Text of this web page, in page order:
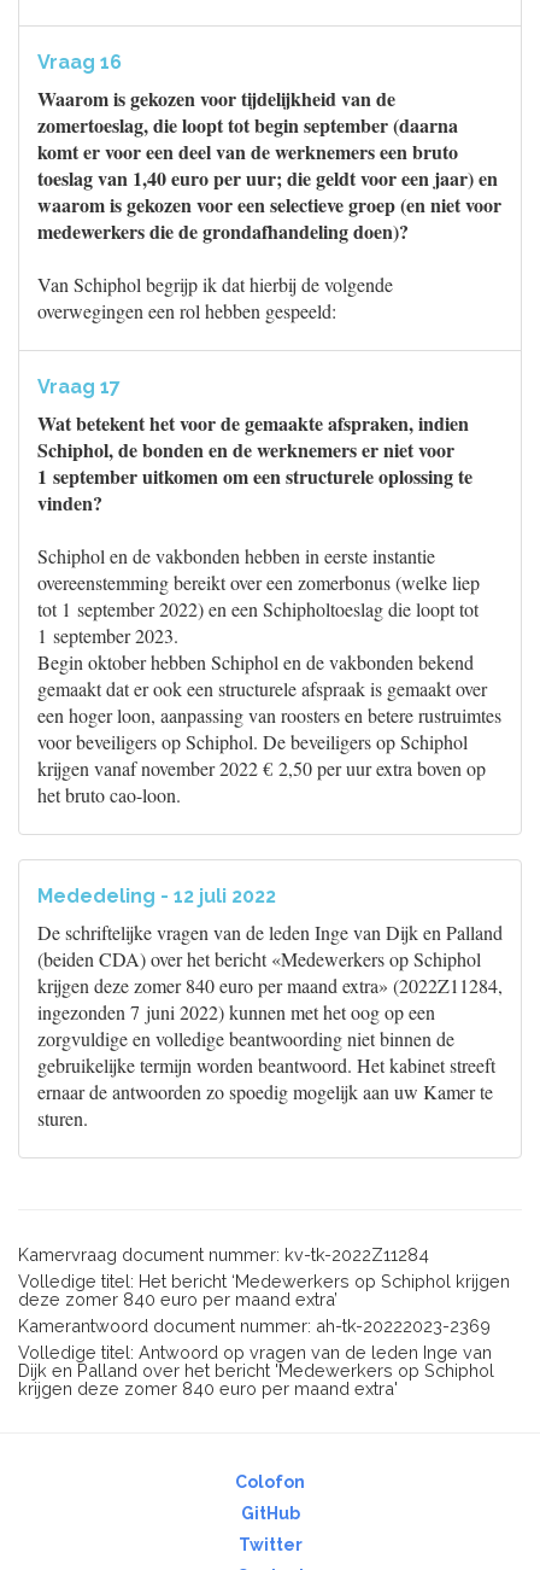
Vraag 16
Waarom is gekozen voor tijdelijkheid van de
zomertoeslag, die loopt tot begin september (daarna
komt er voor een deel van de werknemers een bruto
toeslag van 1,40 euro per uur; die geldt voor een jaar) en
waarom is gekozen voor een selectieve groep (en niet voor
medewerkers die de grondafhandeling doen)?
Van Schiphol begrijp ik dat hierbij de volgende
overwegingen een rol hebben gespeeld:
Vraag 17
Wat betekent het voor de gemaakte afspraken, indien
Schiphol, de bonden en de werknemers er niet voor
1 september uitkomen om een structurele oplossing te
vinden?
Schiphol en de vakbonden hebben in eerste instantie
overeenstemming bereikt over een zomerbonus (welke liep
tot 1 september 2022) en een Schipholtoeslag die loopt tot
1 september 2023.
Begin oktober hebben Schiphol en de vakbonden bekend
gemaakt dat er ook een structurele afspraak is gemaakt over
een hoger loon, aanpassing van roosters en betere rustruimtes
voor beveiligers op Schiphol. De beveiligers op Schiphol
krijgen vanaf november 2022 € 2,50 per uur extra boven op
het bruto cao-loon.
Mededeling - 12 juli 2022
De schriftelijke vragen van de leden Inge van Dijk en Palland
(beiden CDA) over het bericht «Medewerkers op Schiphol
krijgen deze zomer 840 euro per maand extra» (2022Z11284,
ingezonden 7 juni 2022) kunnen met het oog op een
zorgvuldige en volledige beantwoording niet binnen de
gebruikelijke termijn worden beantwoord. Het kabinet streeft
ernaar de antwoorden zo spoedig mogelijk aan uw Kamer te
sturen.
Kamervraag document nummer: kv-tk-2022Z11284
Volledige titel: Het bericht ‘Medewerkers op Schiphol krijgen
deze zomer 840 euro per maand extra’
Kamerantwoord document nummer: ah-tk-20222023-2369
Volledige titel: Antwoord op vragen van de leden Inge van
Dijk en Palland over het bericht 'Medewerkers op Schiphol
krijgen deze zomer 840 euro per maand extra'
Colofon
GitHub
Twitter